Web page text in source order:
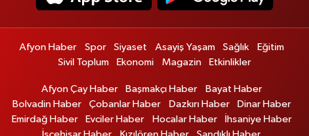
Afyon Haber Spor Siyaset Asayiş Yaşam Sağlık
Eğitim
Sivil Toplum
Ekonomi Magazin Etkinlikler
Afyon Çay Haber Başmakçı Haber
Bayat Haber
Bolvadin Haber
Çobanlar Haber Dazkırı Haber
Dinar Haber
Emirdağ Haber
Evciler Haber Hocalar Haber
İhsaniye Haber